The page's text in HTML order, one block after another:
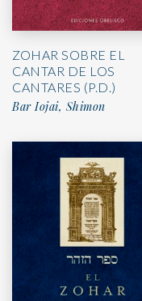
ZOHAR SOBRE EL
CANTAR DE LOS
CANTARES (P.D.)
Bar Iojai, Shimon